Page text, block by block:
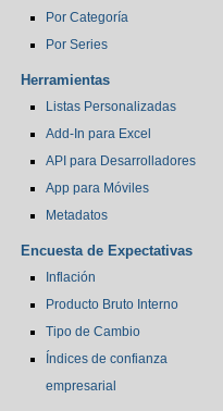
Por Categoría
Por Series
Herramientas
Listas Personalizadas
Add-In para Excel
API para Desarrolladores
App para Móviles
Metadatos
Encuesta de Expectativas
Inflación
Producto Bruto Interno
Tipo de Cambio
Índices de confianza
empresarial